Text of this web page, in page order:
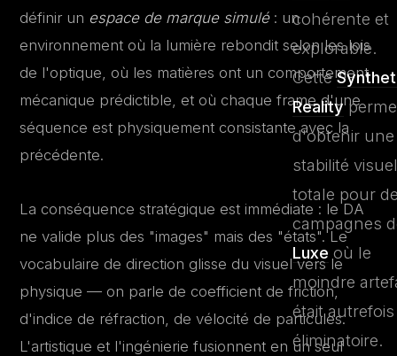
cohérente et
explorable.
Cette
Reality
d'obtenir une
stabilité
totale pour
campagnes
Luxe où le
moindre
était autrefois
éliminatoire.
définir un espace de marque simulé: un
environnement où la lumière rebondit selon les lois
de l'optique, où les matières ont un comportement
mécanique prédictible, et où chaque frame d'une
séquence est physiquement consistante avec la
précédente.
La conséquence stratégique est immédiate : le DA
ne valide plus des "images" mais des "états". Le
vocabulaire de direction glisse du visuel vers le
physique — on parle de coefficient de friction,
d'indice de réfraction, de vélocité de particules.
L'artistique et l'ingénierie fusionnent en un seul